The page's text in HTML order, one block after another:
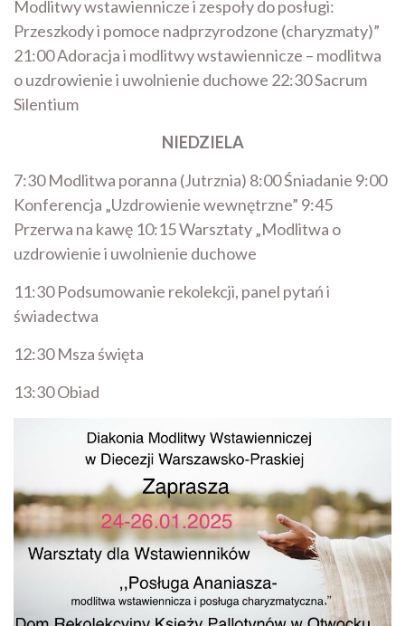
Modlitwy wstawiennicze i zespoły do posługi:
Przeszkody i pomoce nadprzyrodzone (charyzmaty)”
21:00 Adoracja i modlitwy wstawiennicze – modlitwa
o uzdrowienie i uwolnienie duchowe 22:30 Sacrum
Silentium
NIEDZIELA
7:30 Modlitwa poranna (Jutrznia) 8:00 Śniadanie 9:00
Konferencja „Uzdrowienie wewnętrzne” 9:45
Przerwa na kawę 10:15 Warsztaty „Modlitwa o
uzdrowienie i uwolnienie duchowe
11:30 Podsumowanie rekolekcji, panel pytań i
świadectwa
12:30 Msza święta
13:30 Obiad